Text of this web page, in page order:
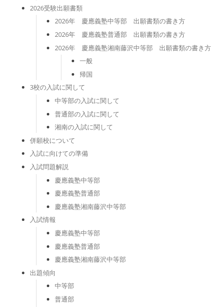
2026受験出願書類
2026年 慶應義塾中等部 出願書類の書き方
2026年 慶應義塾普通部 出願書類の書き方
2026年 慶應義塾湘南藤沢中等部 出願書類の書き方
一般
帰国
3校の入試に関して
中等部の入試に関して
普通部の入試に関して
湘南の入試に関して
併願校について
入試に向けての準備
入試問題解説
慶應義塾中等部
慶應義塾普通部
慶應義塾湘南藤沢中等部
入試情報
慶應義塾中等部
慶應義塾普通部
慶應義塾湘南藤沢中等部
出題傾向
中等部
普通部